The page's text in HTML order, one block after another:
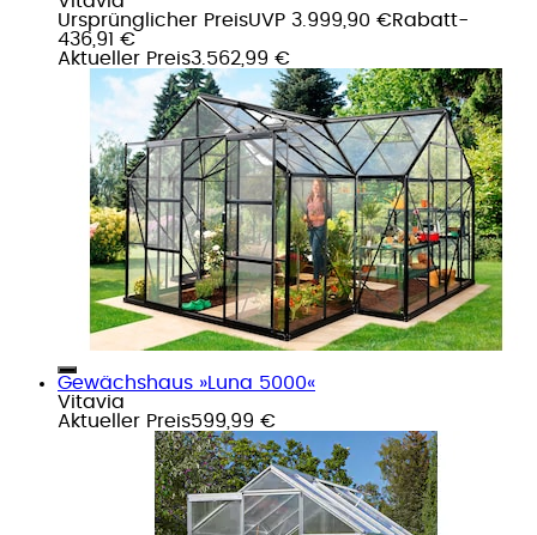
Ursprünglicher PreisUVP 3.999,90 €Rabatt-
436,91 €
Aktueller Preis3.562,99 €
Gewächshaus »Luna 5000«
Vitavia
Aktueller Preis599,99 €